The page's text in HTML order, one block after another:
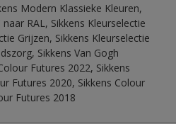
Modern Klassieke Kleuren,
naar RAL, Sikkens Kleurselectie
Grijzen, Sikkens Kleurselectie
Sikkens Van Gogh
Futures 2022, Sikkens
Futures 2020, Sikkens Colour
Futures 2018